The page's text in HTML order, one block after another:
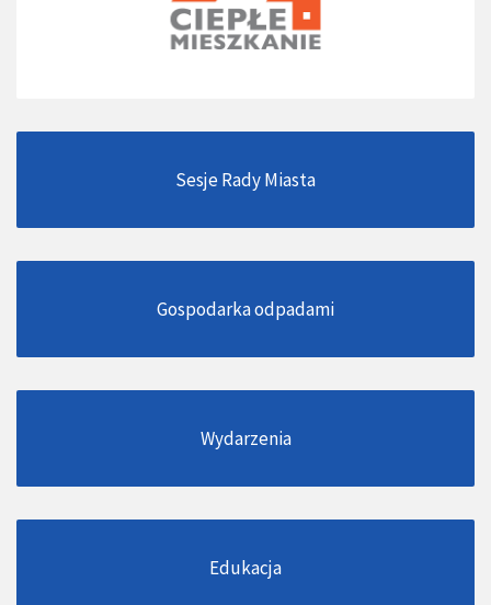
Sesje Rady Miasta
Gospodarka odpadami
Wydarzenia
Edukacja